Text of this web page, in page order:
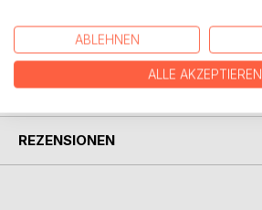
AUTOR/IN
PRESSESTIMMEN
REZENSIONEN
ABLEHNEN
ALLE AKZEPTIEREN